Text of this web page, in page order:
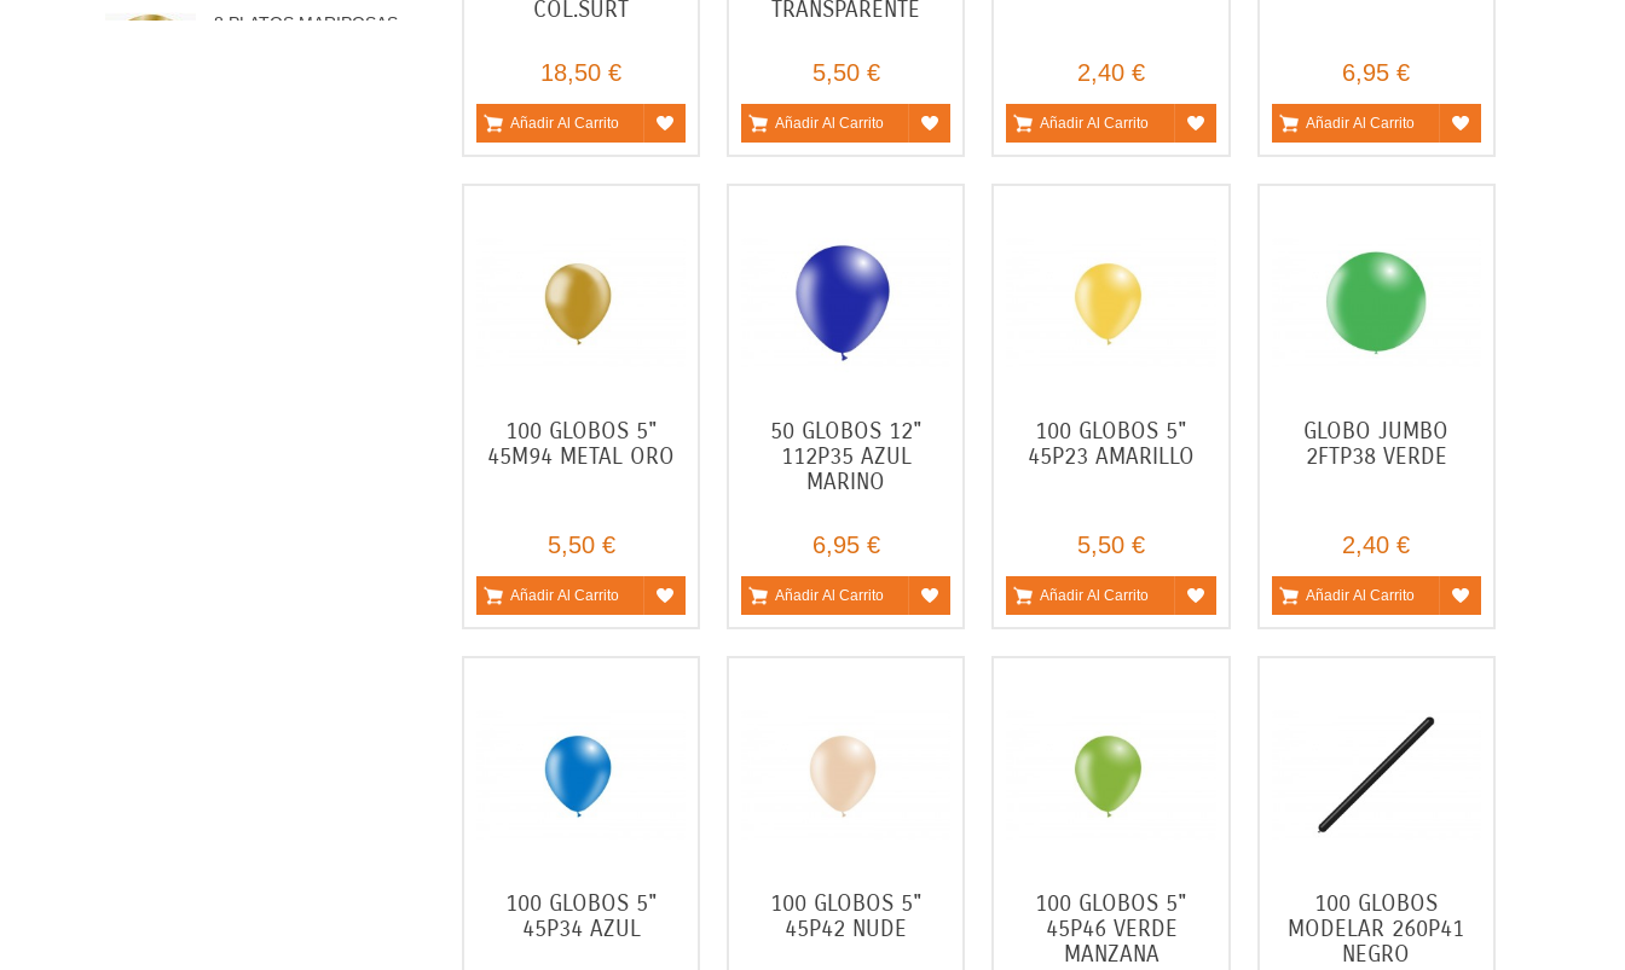
3,50 €
COL.SURT
18,50 €
Añadir Al Carrito
TRANSPARENTE
5,50 €
Añadir Al Carrito
2,40 €
Añadir Al Carrito
6,95 €
Añadir Al Carrito
100 GLOBOS 5"
45M94 METAL ORO
5,50 €
Añadir Al Carrito
50 GLOBOS 12"
112P35 AZUL
MARINO
6,95 €
Añadir Al Carrito
100 GLOBOS 5"
45P23 AMARILLO
5,50 €
Añadir Al Carrito
GLOBO JUMBO
2FTP38 VERDE
2,40 €
Añadir Al Carrito
100 GLOBOS 5"
45P34 AZUL
100 GLOBOS 5"
45P42 NUDE
100 GLOBOS 5"
45P46 VERDE
MANZANA
100 GLOBOS
MODELAR 260P41
NEGRO